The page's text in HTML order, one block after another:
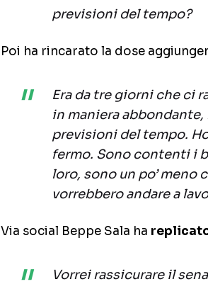
previsioni del tempo?
Poi ha rincarato la dose
Era da tre giorni che ci
in maniera
previsioni del tempo.
fermo. Sono contenti i
loro, sono un po’
vorrebbero andare a
Via social Beppe Sala ha
Vorrei rassicurare il